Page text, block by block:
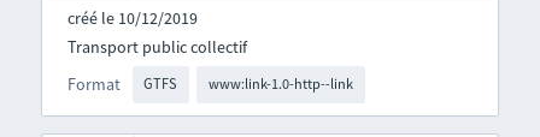
créé le 10/12/2019
Format GTFS www:link-1.0-http--link
Transport public collectif